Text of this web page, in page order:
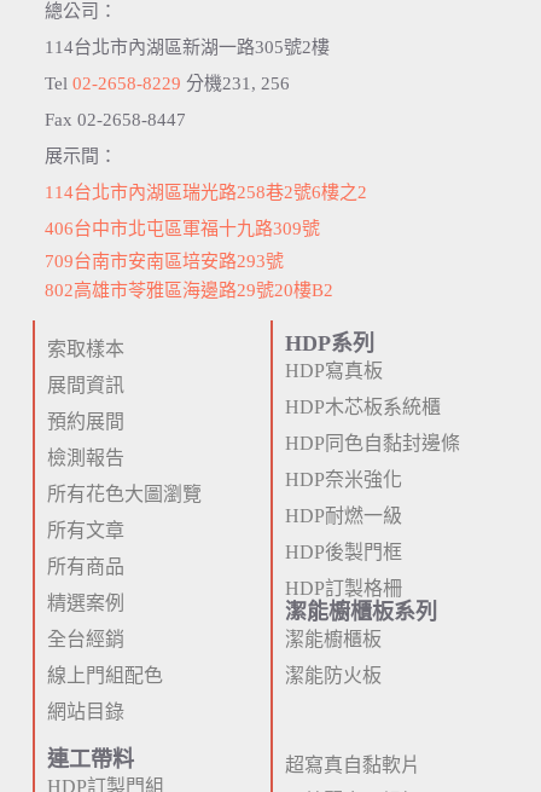
總公司：
114台北市內湖區新湖一路305號2樓
Tel 02-2658-8229 分機231, 256
Fax 02-2658-8447
展示間：
114台北市內湖區瑞光路258巷2號6樓之2
406台中市北屯區軍福十九路309號
709台南市安南區培安路293號
802高雄市苓雅區海邊路29號20樓B2
索取樣本
展間資訊
預約展間
檢測報告
所有花色大圖瀏覽
所有文章
所有商品
精選案例
全台經銷
線上門組配色
網站目錄
HDP系列
HDP寫真板
HDP木芯板系統櫃
HDP同色自黏封邊條
HDP奈米強化
HDP耐燃一級
HDP後製門框
HDP訂製格柵
潔能櫥櫃板系列
潔能櫥櫃板
潔能防火板
連工帶料
HDP訂製門組
超寫真自黏軟片